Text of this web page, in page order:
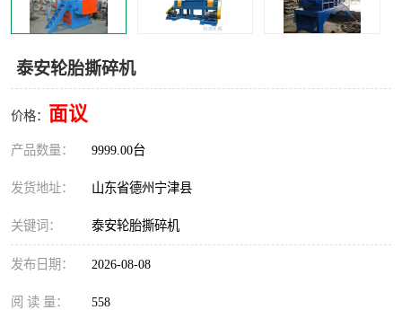
泰安轮胎撕碎机
价格： 面议
产品数量： 9999.00台
发货地址： 山东省德州宁津县
关键词： 泰安轮胎撕碎机
发布日期： 2026-08-08
阅 读 量： 558